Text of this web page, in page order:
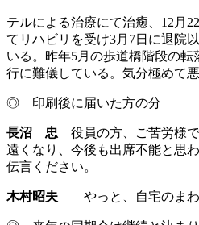
テルによる治療にて治癒、12月
てリハビリを受け3月7日に退院
いる。昨年5月の歩道橋階段の
行に難儀している。気分極めて
◎ 印刷後に届いた方の分
長沼 忠 役員の方、ご苦労様
遠くなり、今後も出席不能と思
伝言ください。
木村昭夫 やっと、自宅のま